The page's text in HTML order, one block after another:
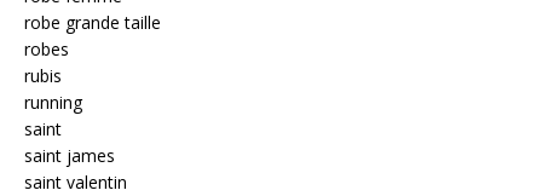
robe grande taille
robes
rubis
running
saint
saint james
saint valentin